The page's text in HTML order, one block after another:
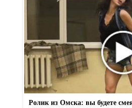
Ролик из Омска: вы будете